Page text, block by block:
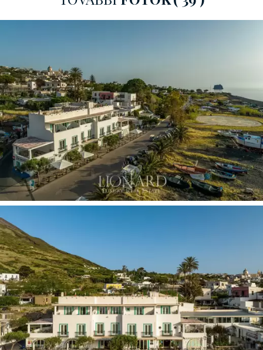
és konyhának, két hálószobának, fürdőszobának,
kereskedelmi helyiséggel, mely egy turistaforgalomban
gazdag utcában van és tartalmaz egy teraszt udvarral,
egy üzlethelyiséget és egy mosdót.